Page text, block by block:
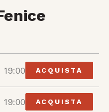
19:00 ACQUISTA
19:00 ACQUISTA